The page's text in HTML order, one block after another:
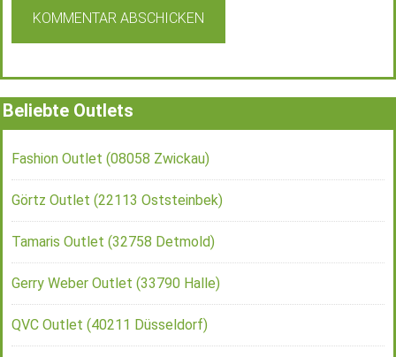
Beliebte Outlets
Fashion Outlet (08058 Zwickau)
Görtz Outlet (22113 Oststeinbek)
Tamaris Outlet (32758 Detmold)
Gerry Weber Outlet (33790 Halle)
QVC Outlet (40211 Düsseldorf)